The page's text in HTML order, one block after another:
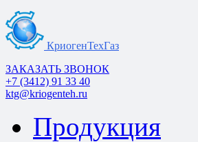
КриогенТехГаз
ЗАКАЗАТЬ ЗВОНОК
+7 (3412) 91 33 40
ktg@kriogenteh.ru
Продукция